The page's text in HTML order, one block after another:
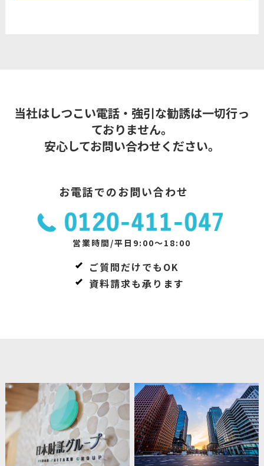
当社はしつこい電話・強引な勧誘は一切行っ
ておりません。
安心してお問い合わせください。
お電話でのお問い合わせ
営業時間/平日9:00～18:00
ご質問だけでもOK
資料請求も承ります